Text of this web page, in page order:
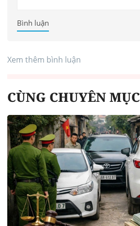
Bình luận
Xem thêm bình luận
CÙNG CHUYÊN MỤC